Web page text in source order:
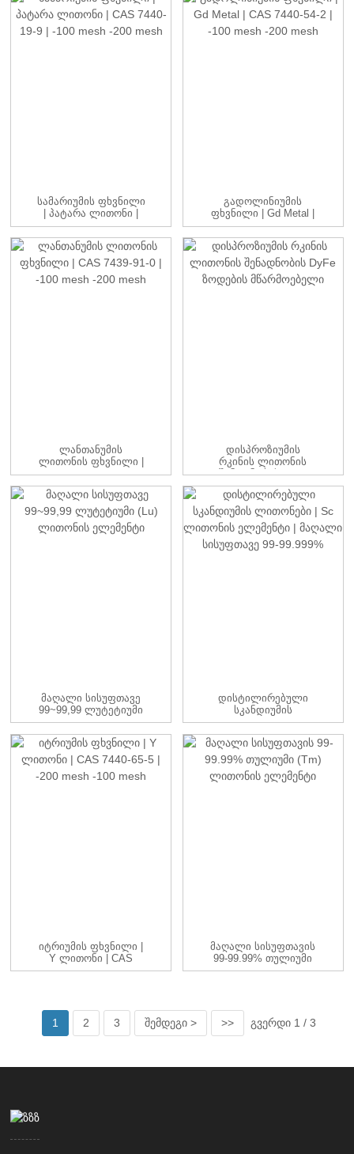
Სამარიუმის Ფხვნილი
| Პატარა Ლითონი |
CAS 7440-19-9 | -1...
Გადოლინიუმის
Ფხვნილი | Gd Metal |
CAS 7440-54-2 | ...
Ლანთანუმის
Ლითონის Ფხვნილი |
CAS 7439-91-0 |
-100მ...
Დისპროზიუმის
Რკინის Ლითონის
Შენადნობის DyFe
Ზოდების Წარმოება...
Მაღალი Სისუფთავე
99~99,99 Ლუტეტიუმი
(Lu) Ლითონის
Ელემენტი
Დისტილირებული
Სკანდიუმის
Ლითონები | Sc
Ლითონის Ელემენტი |
...
Იტრიუმის Ფხვნილი |
Y Ლითონი | CAS
7440-65-5 | -200...
Მაღალი Სისუფთავის
99-99.99% Თულიუმი
(Tm) Ლითონის
1 2 3 შემდეგი > >> გვერდი 1 / 3